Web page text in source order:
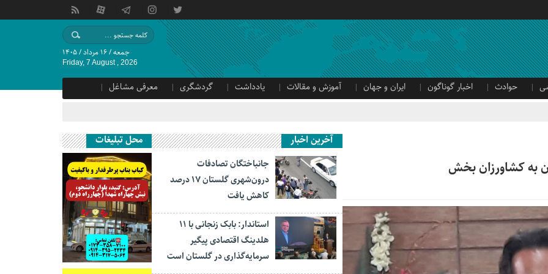
جمعه / ۱۶ مرداد / ۱۴۰۵
Friday, 7 August , 2026
حوادث اخبار گوناگون ایران و جهان آموزش و مقالات یادداشت گردشگری
معرفی مشاغل
به کشاورزان بخش
آخرین اخبار
جانباختگان تصادفات
درون‌شهری گلستان ۱۷ درصد
کاهش یافت
استاندار: بابک زنجانی با ۱۱
هلدینگ اقتصادی پیگیر
سرمایه‌گذاری در گلستان است
محل تبلیغات